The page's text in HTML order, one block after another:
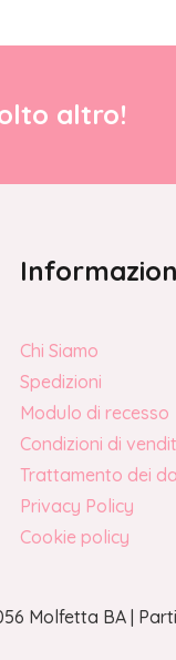
altro!
Chi Siamo
Spedizioni
Modulo di recesso
Condizioni di
Trattamento dei
Privacy Policy
Cookie policy
Molfetta BA |